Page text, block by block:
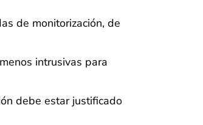
de monitorización, de
intrusivas para
debe estar justificado